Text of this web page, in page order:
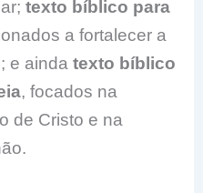
texto bíblico para
a fortalecer a
e aindatexto bíblico
, focados na
de Cristo e na